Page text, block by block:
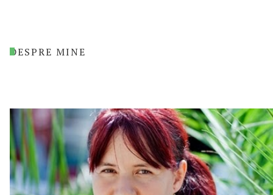
DESPRE MINE